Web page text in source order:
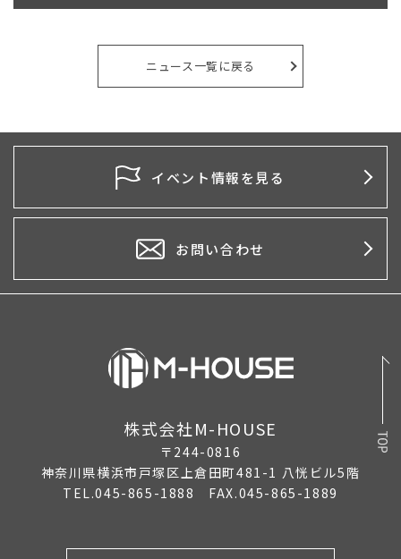
2026年7月
2026年5月
2026年4月
2026年3月
2026年2月
2026年1月
2025年11月
2025年9月
2025年8月
2025年7月
ニュース一覧に戻る
イベント情報を見る
お問い合わせ
株式会社M-HOUSE
〒244-0816
神奈川県横浜市戸塚区上倉田町481-1 八恍ビル5階
TEL.045-865-1888 FAX.045-865-1889